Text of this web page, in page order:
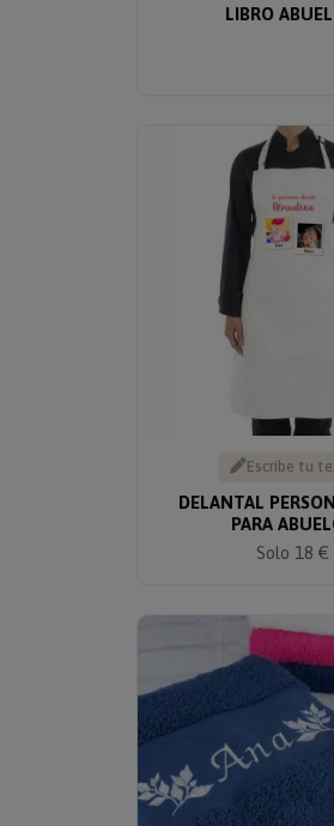
LIBRO
Escribe tu
DELANTAL
PARA
Solo 18 €